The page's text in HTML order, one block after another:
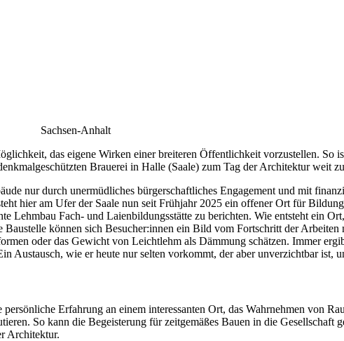
Sachsen-Anhalt
das eigene Wirken einer breiteren Öffentlichkeit vorzustellen. So
Brauerei in Halle (Saale) zum Tag der Architektur weit
nur durch unermüdliches bürgerschaftliches Engagement und mit
hier am Ufer der Saale nun seit Frühjahr 2025 ein offener Ort für
Lehmbau Fach- und Laienbildungsstätte zu berichten. Wie entsteht ein
können sich Besucher:innen ein Bild vom Fortschritt der Arbeiten
oder das Gewicht von Leichtlehm als Dämmung schätzen. Immer
Austausch, wie er heute nur selten vorkommt, der aber unverzichtbar ist,
Erfahrung an einem interessanten Ort, das Wahrnehmen von
So kann die Begeisterung für zeitgemäßes Bauen in die Gesellschaft
Architektur.